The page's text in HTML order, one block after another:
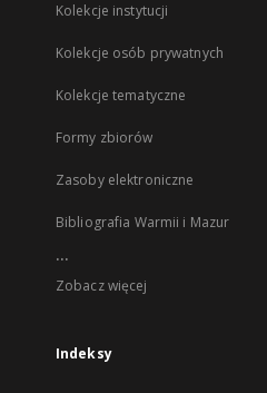
Kolekcje instytucji
Kolekcje osób prywatnych
Kolekcje tematyczne
Formy zbiorów
Zasoby elektroniczne
Bibliografia Warmii i Mazur
...
Zobacz więcej
Indeksy